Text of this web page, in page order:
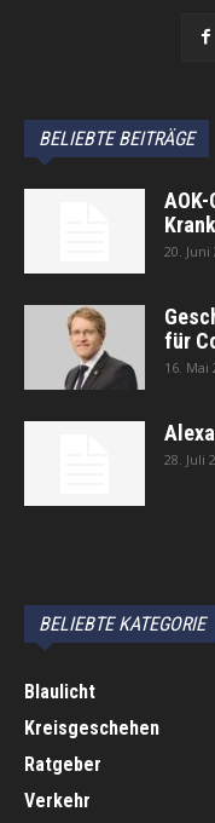
BELIEBTE BEITRÄGE
20. Juni
für
16. Mai
28. Juli
BELIEBTE KATEGORIE
Blaulicht
Kreisgeschehen
Ratgeber
Verkehr